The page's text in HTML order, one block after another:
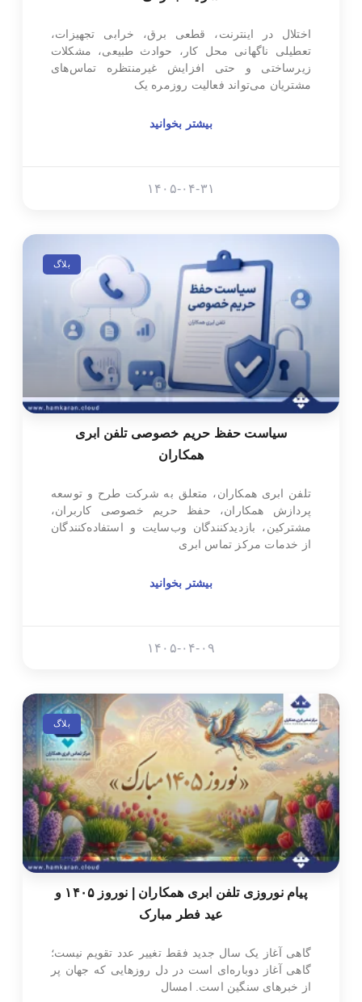
اختلال در اینترنت، قطعی برق، خرابی تجهیزات،
تعطیلی ناگهانی محل کار، حوادث طبیعی، مشکلات
زیرساختی و حتی افزایش غیرمنتظره تماس‌های
مشتریان می‌تواند فعالیت روزمره یک
بیشتر بخوانید
۱۴۰۵-۰۴-۳۱
بلاگ
سیاست حفظ حریم خصوصی تلفن ابری
همکاران
تلفن ابری همکاران، متعلق به شرکت طرح و توسعه
پردازش همکاران، حفظ حریم خصوصی کاربران،
مشترکین، بازدیدکنندگان وب‌سایت و استفاده‌کنندگان
از خدمات مرکز تماس ابری
بیشتر بخوانید
۱۴۰۵-۰۴-۰۹
بلاگ
پیام نوروزی تلفن ابری همکاران | نوروز ۱۴۰۵ و
عید فطر مبارک
گاهی آغاز یک سال جدید فقط تغییر عدد تقویم نیست؛
گاهی آغاز دوباره‌ای است در دل روزهایی که جهان پر
از خبرهای سنگین است. امسال